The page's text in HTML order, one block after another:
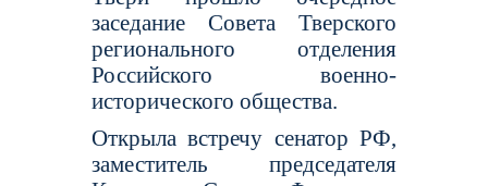
заседание Совета Тверского
регионального отделения
Российского военно-
исторического общества.
Открыла встречу сенатор РФ,
заместитель председателя